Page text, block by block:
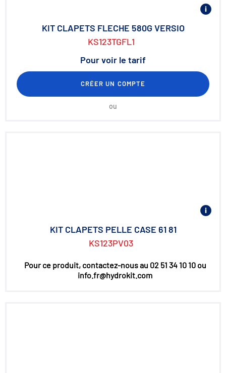
KIT CLAPETS FLECHE 580G VERSIO
KS123TGFL1
Pour voir le tarif
CRÉER UN COMPTE
ou
KIT CLAPETS PELLE CASE 61 81
KS123PV03
Pour ce produit, contactez-nous au 02 51 34 10 10 ou
info.fr@hydrokit.com